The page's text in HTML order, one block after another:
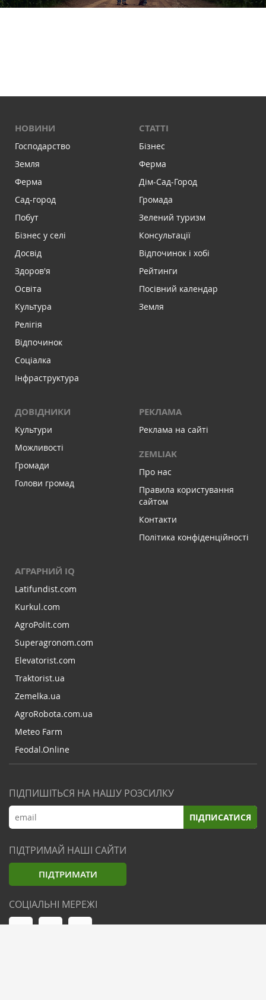
НОВИНИ
Господарство
Земля
Ферма
Сад-город
Побут
Бізнес у селі
Досвід
Здоров'я
Освіта
Культура
Релігія
Відпочинок
Соціалка
Інфраструктура
СТАТТІ
Бізнес
Ферма
Дім-Сад-Город
Громада
Зелений туризм
Консультації
Відпочинок і хобі
Рейтинги
Посівний календар
Земля
ДОВІДНИКИ
Культури
Можливості
Громади
Голови громад
РЕКЛАМА
Реклама на сайті
ZEMLIAK
Про нас
Правила користування
сайтом
Контакти
Політика конфіденційності
АГРАРНИЙ IQ
Latifundist.com
Kurkul.com
AgroPolit.com
Superagronom.com
Elevatorist.com
Traktorist.ua
Zemelka.ua
AgroRobota.com.ua
Meteo Farm
Feodal.Online
ПІДПИШІТЬСЯ НА НАШУ РОЗСИЛКУ
ПІДПИСАТИСЯ
ПІДТРИМАЙ НАШІ САЙТИ
ПІДТРИМАТИ
СОЦІАЛЬНІ МЕРЕЖІ